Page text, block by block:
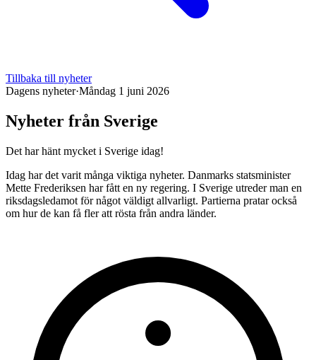
Tillbaka till nyheter
Dagens nyheter·Måndag 1 juni 2026
Nyheter från Sverige
Det har hänt mycket i Sverige idag!
Idag har det varit många viktiga nyheter. Danmarks statsminister
Mette Frederiksen har fått en ny regering. I Sverige utreder man en
riksdagsledamot för något väldigt allvarligt. Partierna pratar också
om hur de kan få fler att rösta från andra länder.